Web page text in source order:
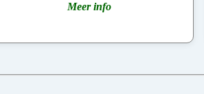
Meer info